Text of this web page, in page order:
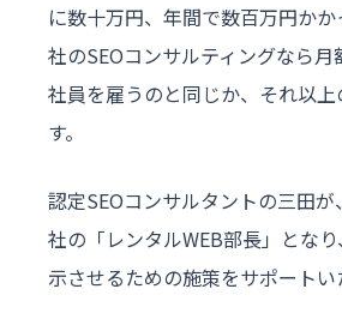
に数十万円、年間で数百万円か
社のSEOコンサルティングなら月
社員を雇うのと同じか、それ以
す。
認定SEOコンサルタントの三田
社の「レンタルWEB部長」とな
示させるための施策をサポートい